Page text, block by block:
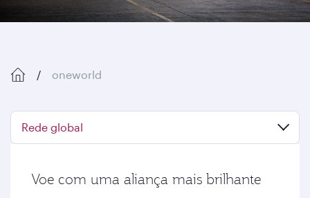
oneworld
Rede global
Voe com uma aliança mais brilhante